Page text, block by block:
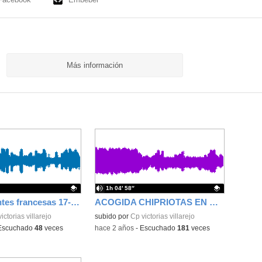
Más información
Visita docentes francesas 17-21 de febrero de 2025
villarejo
48veces
ACOGIDA CHIPRIOTAS EN NUESTRO CENTRO
Contenido educativo.
subido por Cp victorias villarejo
1h 04′ 58″
-hace 2 años- Escuchado 181 veces